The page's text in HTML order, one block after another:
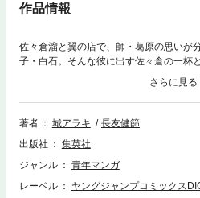
作品情報
佐々倉溜と翼の店で、師・葛原の思いが
子・白石。そんな彼に出す佐々倉の一
『神のグラス』の物語、感動の最終巻…
著者 城アラキ
長友健篩
出版社
集英社
ジャンル
青年マンガ
レーベル
ヤングジャンプコミックス